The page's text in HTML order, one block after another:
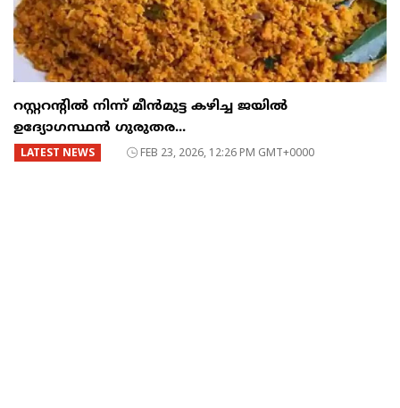
റസ്റ്ററന്റില്‍ നിന്ന് മീന്‍മുട്ട കഴിച്ച ജയില്‍
ഉദ്യോഗസ്ഥന്‍ ഗുരുതര...
LATEST NEWS FEB 23, 2026, 12:26 PM GMT+0000